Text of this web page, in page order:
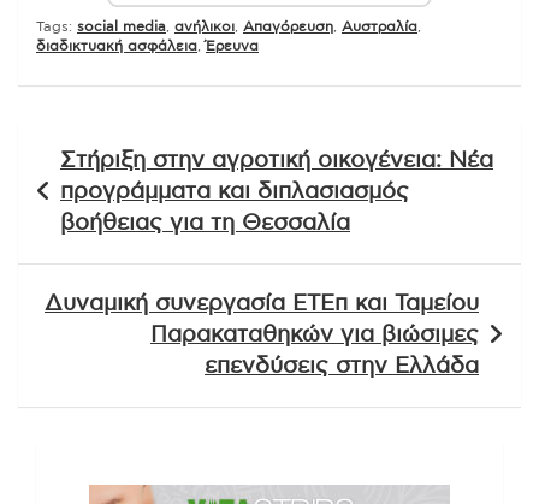
Tags: social media ανήλικοι Απαγόρευση Αυστραλία
διαδικτυακή ασφάλεια ,Έρευνα
άρθρων
Στήριξη στην αγροτική οικογένεια: Νέα
προγράμματα και διπλασιασμός
βοήθειας για τη Θεσσαλία
Δυναμική συνεργασία ΕΤΕπ και Ταμείου
Παρακαταθηκών για βιώσιμες
επενδύσεις στην Ελλάδα